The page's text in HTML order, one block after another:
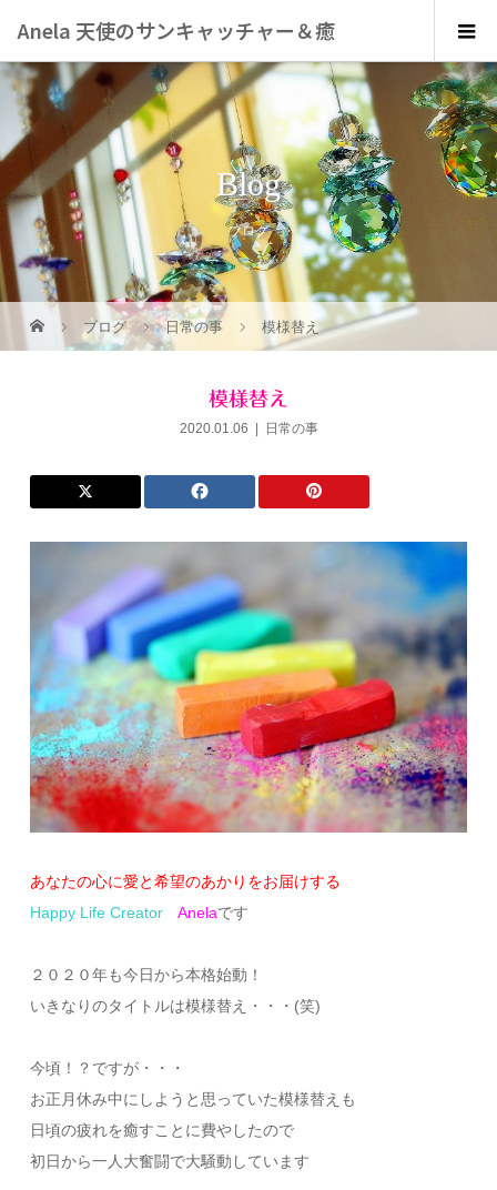
Anela 天使のサンキャッチャー＆癒
しのアート
Blog
ブログ
ブログ 日常の事 模様替え
模様替え
2020.01.06 日常の事
あなたの心に愛と希望のあかりをお届けする
Happy Life Creator
Anelaです
２０２０年も今日から本格始動！
いきなりのタイトルは模様替え・・・(笑)
今頃！？ですが・・・
お正月休み中にしようと思っていた模様替えも
日頃の疲れを癒すことに費やしたので
初日から一人大奮闘で大騒動しています